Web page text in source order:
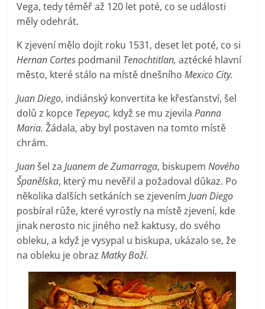
Vega, tedy téměř až 120 let poté, co se události
měly odehrát.
K zjevení mělo dojít roku 1531, deset let poté, co si
Hernan Cortes podmanil Tenochtitlan, aztécké hlavní
město, které stálo na místě dnešníhoMexico City.
Juan Diego, indiánský konvertita ke křesťanství, šel
dolů z kopce Tepeyac, když se mu zjevilaPanna
Maria. Žádala, aby byl postaven na tomto místě
chrám.
Juanšel zaJuanem de Zumarraga, biskupemNového
Španělska, který mu nevěřil a požadoval důkaz. Po
několika dalších setkáních se zjevenímJuan Diego
posbíral růže, které vyrostly na místě zjevení, kde
jinak nerosto nic jiného než kaktusy, do svého
obleku, a když je vysypal u biskupa, ukázalo se, že
na obleku je obrazMatky Boží.